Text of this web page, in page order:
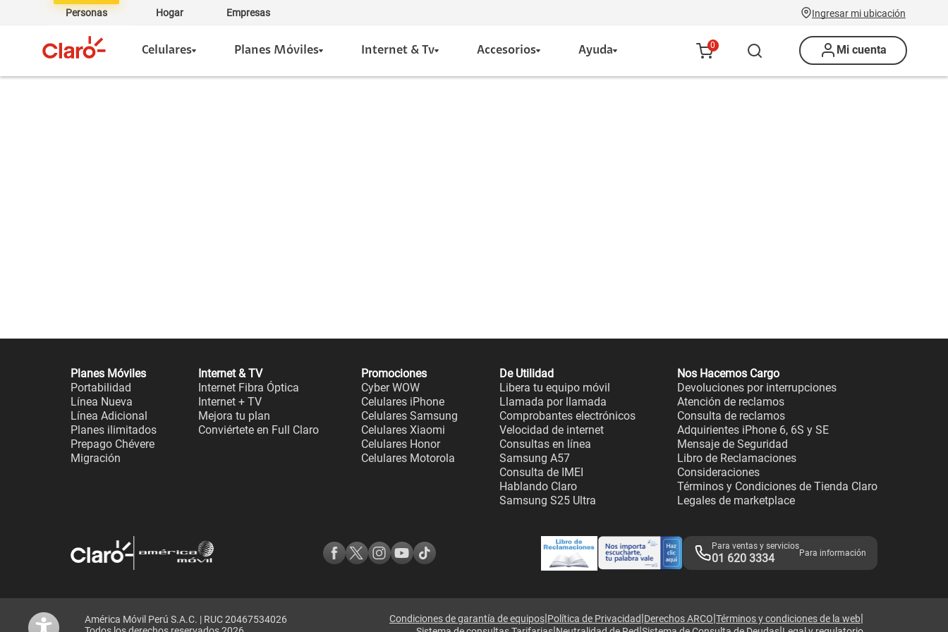
Personas Hogar Empresas Ingresar mi ubicación
Celulares Planes Móviles Internet & Tv Accesorios Ayuda 0 Mi cuenta
Planes Móviles
Portabilidad
Línea Nueva
Línea Adicional
Planes ilimitados
Prepago Chévere
Migración
Internet & TV
Internet Fibra Óptica
Internet + TV
Mejora tu plan
Conviértete en Full Claro
Promociones
Cyber WOW
Celulares iPhone
Celulares Samsung
Celulares Xiaomi
Celulares Honor
Celulares Motorola
De Utilidad
Libera tu equipo móvil
Llamada por llamada
Comprobantes electrónicos
Velocidad de internet
Consultas en línea
Samsung A57
Consulta de IMEI
Hablando Claro
Samsung S25 Ultra
Nos Hacemos Cargo
Devoluciones por interrupciones
Atención de reclamos
Consulta de reclamos
Adquirientes iPhone 6, 6S y SE
Mensaje de Seguridad
Libro de Reclamaciones
Consideraciones
Términos y Condiciones de Tienda Claro
Legales de marketplace
Para ventas y servicios
01 620 3334 Para información
América Móvil Perú S.A.C. | RUC 20467534026
Condiciones de garantía de equipos|Política de Privacidad|Derechos ARCO|Términos y condiciones de la web|